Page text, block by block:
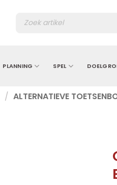
zoeken
PLANNING SPEL
/ ALTERNATIEVE